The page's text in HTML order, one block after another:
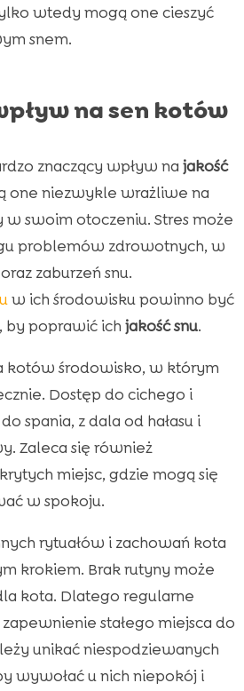
wtedy mogą one cieszyć
snem.
na sen kotów
znaczący wpływ na jakość
one niezwykle wrażliwe na
swoim otoczeniu. Stres może
problemów zdrowotnych, w
zaburzeń snu.
w ich środowisku powinno być
by poprawić ich jakość snu.
kotów środowisko, w którym
Dostęp do cichego i
spania, z dala od hałasu i
Zaleca się również
miejsc, gdzie mogą się
w spokoju.
rytuałów i zachowań kota
krokiem. Brak rutyny może
kota. Dlatego regularne
zapewnienie stałego miejsca do
unikać niespodziewanych
wywołać u nich niepokój i